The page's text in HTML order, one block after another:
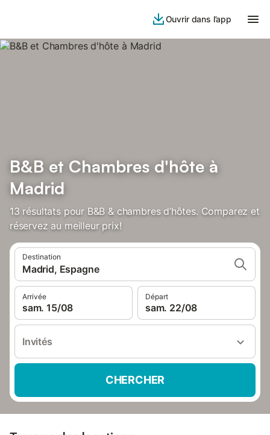
Ouvrir dans l’app
B&B et Chambres d'hôte à
Madrid
13 résultats pour B&B & chambres d’hôtes. Comparez et
réservez au meilleur prix!
Destination
Madrid, Espagne
Arrivée
sam. 15/08
Départ
sam. 22/08
Invités
CHERCHER